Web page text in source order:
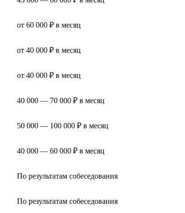
от 60 000 ₽ в месяц
от 40 000 ₽ в месяц
от 40 000 ₽ в месяц
40 000 — 70 000 ₽ в месяц
50 000 — 100 000 ₽ в месяц
40 000 — 60 000 ₽ в месяц
По результатам собеседования
По результатам собеседования